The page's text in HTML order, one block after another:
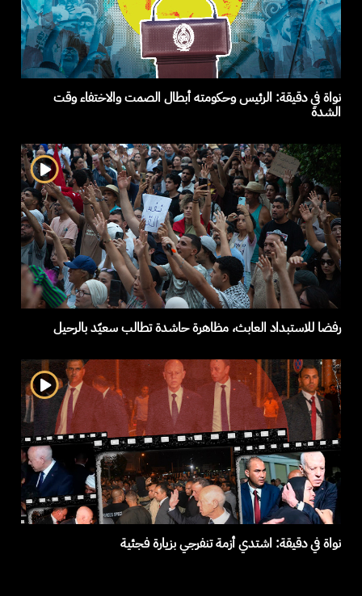
نواة في دقيقة: الرئيس وحكومته أبطال الصمت والاختفاء وقت
الشدة
رفضا للاستبداد العابث، مظاهرة حاشدة تطالب سعيّد بالرحيل
نواة في دقيقة: اشتدي أزمة تنفرجي بزيارة فجئية